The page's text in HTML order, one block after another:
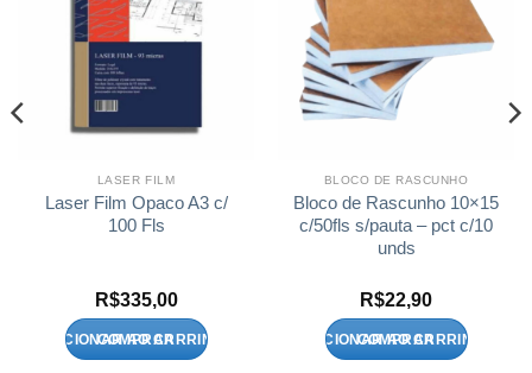
LASER FILM
Laser Film Opaco A3 c/
100 Fls
R$335,00
ADICIONAR AO CARRINHO
BLOCO DE RASCUNHO
Bloco de Rascunho 10×15
c/50fls s/pauta – pct c/10
unds
R$22,90
ADICIONAR AO CARRINHO